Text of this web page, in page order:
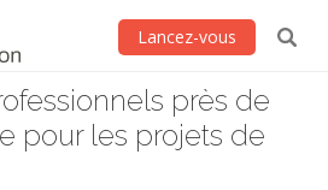
Lancez-vous
près de
pour les projets de